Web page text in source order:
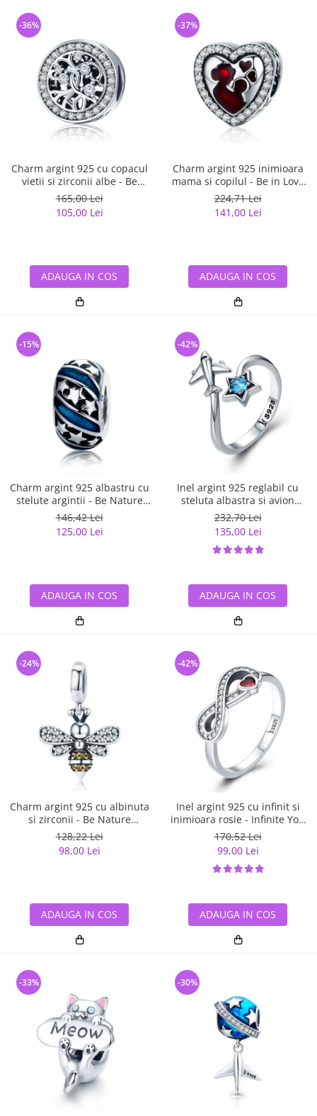
Charm argint 925 cu copacul
vietii si zirconii albe - Be
Nature PST0120
165,00 Lei
105,00 Lei
-36%
ADAUGA IN COS
Charm argint 925 inimioara
mama si copilul - Be in Love
PST0122
224,71 Lei
141,00 Lei
-37%
ADAUGA IN COS
Charm argint 925 albastru cu
stelute argintii - Be Nature
PST0123
146,42 Lei
125,00 Lei
-15%
ADAUGA IN COS
Inel argint 925 reglabil cu
steluta albastra si avion
argintiu - Be Nature IST0047
232,70 Lei
135,00 Lei
-42%
ADAUGA IN COS
Charm argint 925 cu albinuta
si zirconii - Be Nature
PST0143
128,22 Lei
98,00 Lei
-24%
ADAUGA IN COS
Inel argint 925 cu infinit si
inimioara rosie - Infinite You
IST0062
170,52 Lei
99,00 Lei
-42%
ADAUGA IN COS
-33% -30%